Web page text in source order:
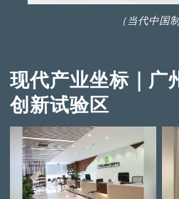
（当代中国
现代产业坐标｜广
创新试验区